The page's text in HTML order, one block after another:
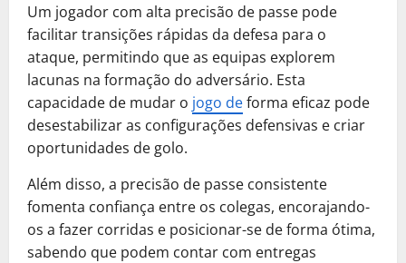
Um jogador com alta precisão de passe pode
facilitar transições rápidas da defesa para o
ataque, permitindo que as equipas explorem
lacunas na formação do adversário. Esta
capacidade de mudar o jogo deforma eficaz pode
desestabilizar as configurações defensivas e criar
oportunidades de golo.
Além disso, a precisão de passe consistente
fomenta confiança entre os colegas, encorajando-
os a fazer corridas e posicionar-se de forma ótima,
sabendo que podem contar com entregas